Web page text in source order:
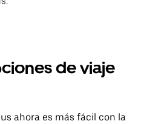
de viaje
ahora es más fácil con la